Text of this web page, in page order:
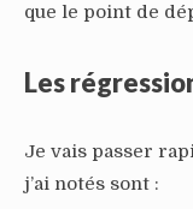
que le point de
Les
Je vais passer
j’ai notés sont :